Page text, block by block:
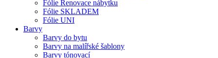
Fólie Renovace nábytku
Fólie SKLADEM
Fólie UNI
Barvy
Barvy do bytu
Barvy na malířské šablony
Barvy tónovací